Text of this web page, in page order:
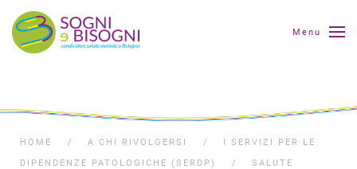
Menu
HOME A CHI RIVOLGERSI
I SERVIZI PER LE
DIPENDENZE PATOLOGICHE (SERDP)
SALUTE